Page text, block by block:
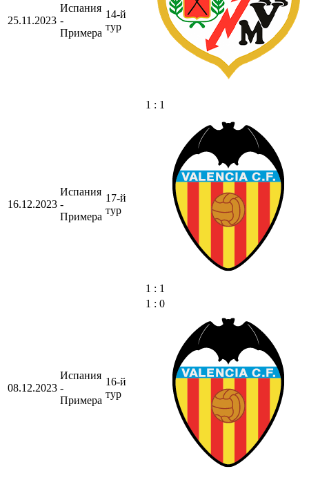
25.11.2023
Испания
-
Примера
14-й
тур
1 : 1
16.12.2023
Испания
-
Примера
17-й
тур
1 : 1
08.12.2023
Испания
-
Примера
16-й
тур
1 : 0